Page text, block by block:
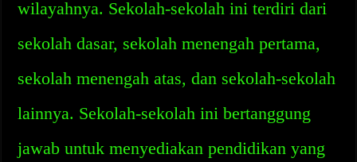
wilayahnya. Sekolah-sekolah ini terdiri dari
sekolah dasar, sekolah menengah pertama,
sekolah menengah atas, dan sekolah-sekolah
lainnya. Sekolah-sekolah ini bertanggung
jawab untuk menyediakan pendidikan yang